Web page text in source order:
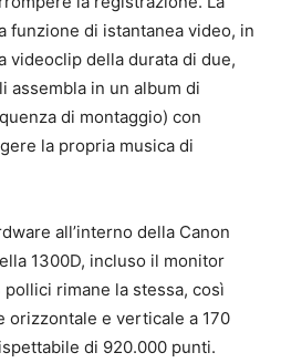
funzione di istantanea video, in
videoclip della durata di due,
assembla in un album di
di montaggio) con
la propria musica di
all’interno della Canon
1300D, incluso il monitor
pollici rimane la stessa, così
orizzontale e verticale a 170
di 920.000 punti.